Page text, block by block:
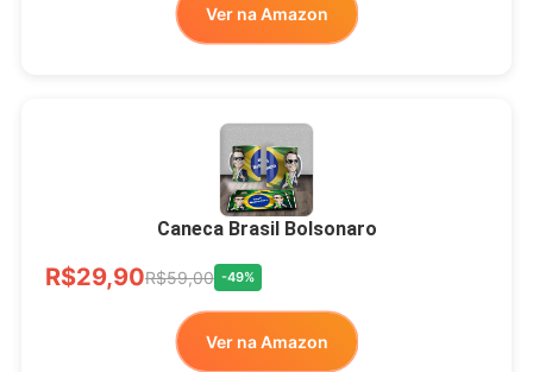
Xícara Bolsonaro
Brasão Deus Acima De
Todos
R$33,00
Ver no MERCADO
LIVRE
Ver na Amazon
Caneca Brasil Bolsonaro
R$29,90R$59,00 -49%
Ver na Amazon